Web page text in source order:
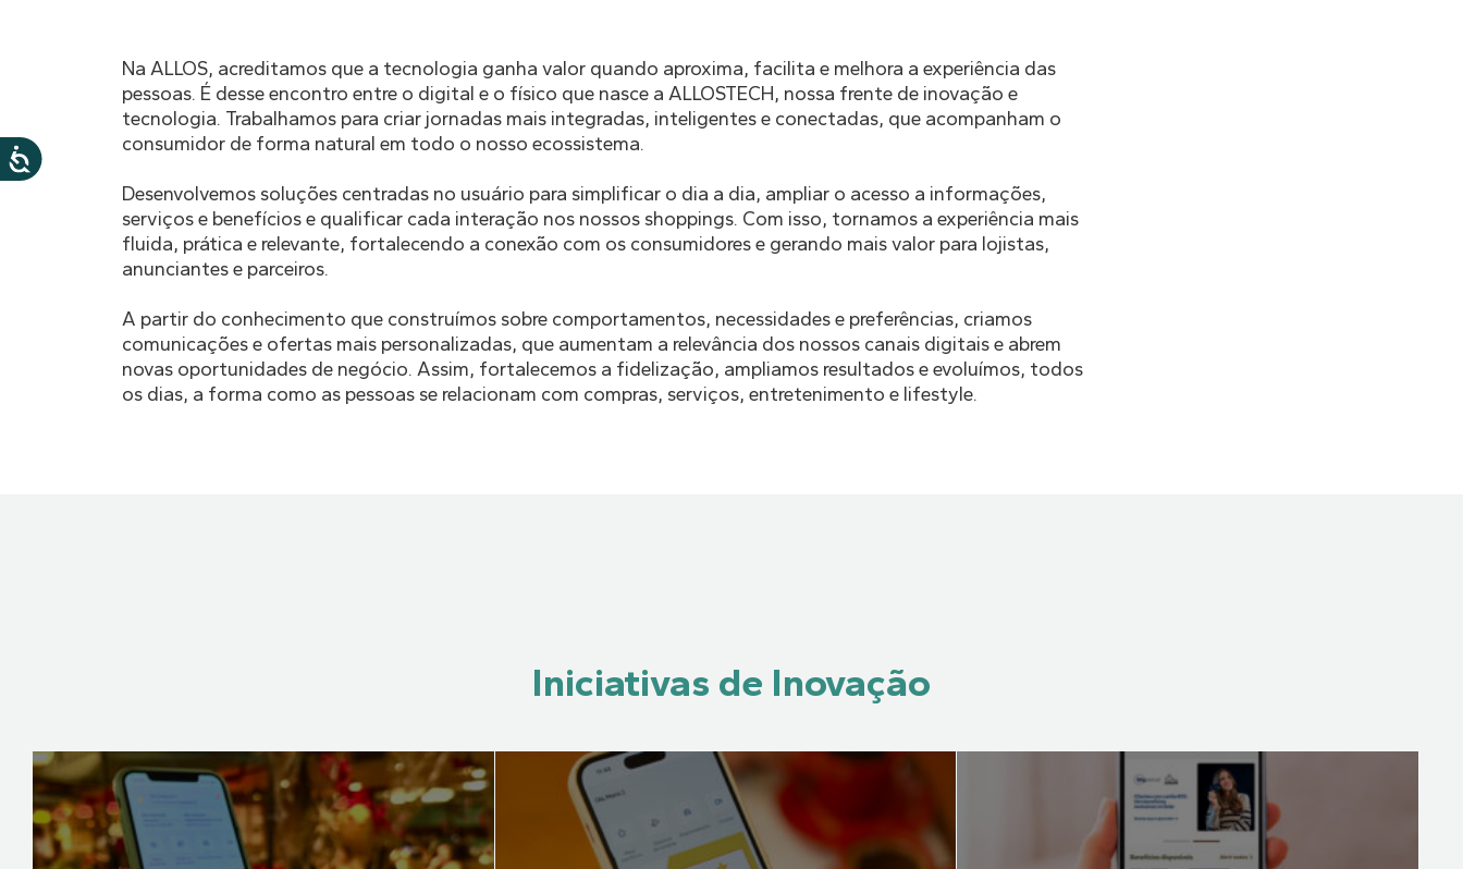
Na ALLOS, acreditamos que a tecnologia ganha valor quando aproxima, facilita e melhora a experiência das
pessoas. É desse encontro entre o digital e o físico que nasce a ALLOSTECH, nossa frente de inovação e
tecnologia. Trabalhamos para criar jornadas mais integradas, inteligentes e conectadas, que acompanham o
consumidor de forma natural em todo o nosso ecossistema.
Desenvolvemos soluções centradas no usuário para simplificar o dia a dia, ampliar o acesso a informações,
serviços e benefícios e qualificar cada interação nos nossos shoppings. Com isso, tornamos a experiência mais
fluida, prática e relevante, fortalecendo a conexão com os consumidores e gerando mais valor para lojistas,
anunciantes e parceiros.
A partir do conhecimento que construímos sobre comportamentos, necessidades e preferências, criamos
comunicações e ofertas mais personalizadas, que aumentam a relevância dos nossos canais digitais e abrem
novas oportunidades de negócio. Assim, fortalecemos a fidelização, ampliamos resultados e evoluímos, todos
os dias, a forma como as pessoas se relacionam com compras, serviços, entretenimento e lifestyle.
Iniciativas de Inovação